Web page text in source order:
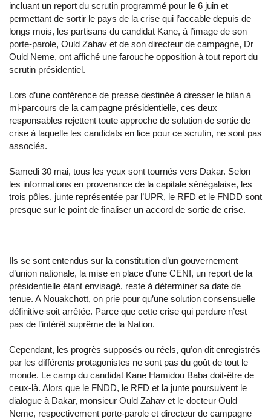
incluant un report du scrutin programmé pour le 6 juin et
permettant de sortir le pays de la crise qui l’accable depuis de
longs mois, les partisans du candidat Kane, à l’image de son
porte-parole, Ould Zahav et de son directeur de campagne, Dr
Ould Neme, ont affiché une farouche opposition à tout report du
scrutin présidentiel.
Lors d’une conférence de presse destinée à dresser le bilan à
mi-parcours de la campagne présidentielle, ces deux
responsables rejettent toute approche de solution de sortie de
crise à laquelle les candidats en lice pour ce scrutin, ne sont pas
associés.
Samedi 30 mai, tous les yeux sont tournés vers Dakar. Selon
les informations en provenance de la capitale sénégalaise, les
trois pôles, junte représentée par l’UPR, le RFD et le FNDD sont
presque sur le point de finaliser un accord de sortie de crise.
Ils se sont entendus sur la constitution d’un gouvernement
d’union nationale, la mise en place d’une CENI, un report de la
présidentielle étant envisagé, reste à déterminer sa date de
tenue. A Nouakchott, on prie pour qu’une solution consensuelle
définitive soit arrêtée. Parce que cette crise qui perdure n’est
pas de l’intérêt suprême de la Nation.
Cependant, les progrès supposés ou réels, qu’on dit enregistrés
par les différents protagonistes ne sont pas du goût de tout le
monde. Le camp du candidat Kane Hamidou Baba doit-être de
ceux-là. Alors que le FNDD, le RFD et la junte poursuivent le
dialogue à Dakar, monsieur Ould Zahav et le docteur Ould
Neme, respectivement porte-parole et directeur de campagne